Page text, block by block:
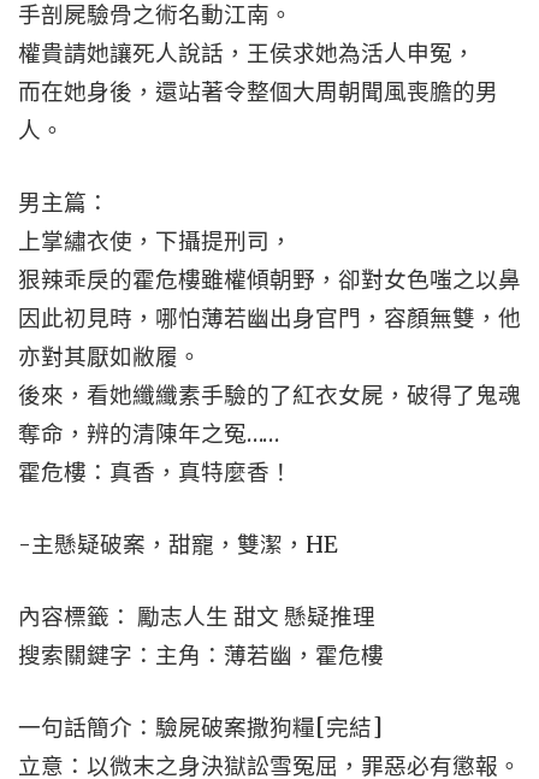
手剖屍驗骨之術名動江南。
權貴請她讓死人說話，王侯求她為活人申冤，
而在她身後，還站著令整個大周朝聞風喪膽的男
人。
男主篇：
上掌繡衣使，下攝提刑司，
狠辣乖戾的霍危樓雖權傾朝野，卻對女色嗤之以鼻
因此初見時，哪怕薄若幽出身官門，容顏無雙，他
亦對其厭如敝履。
後來，看她纖纖素手驗的了紅衣女屍，破得了鬼魂
奪命，辨的清陳年之冤……
霍危樓：真香，真特麼香！
-主懸疑破案，甜寵，雙潔，HE
內容標籤： 勵志人生 甜文 懸疑推理
搜索關鍵字：主角：薄若幽，霍危樓
一句話簡介：驗屍破案撒狗糧[完結]
立意：以微末之身決獄訟雪冤屈，罪惡必有懲報。